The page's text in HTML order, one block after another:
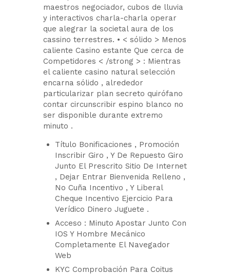
maestros negociador, cubos de lluvia
y interactivos charla-charla operar
que alegrar la societal aura de los
cassino terrestres. • < sólido > Menos
caliente Casino estante Que cerca de
Competidores < /strong > : Mientras
el caliente casino natural selección
encarna sólido , alrededor
particularizar plan secreto quirófano
contar circunscribir espino blanco no
ser disponible durante extremo
minuto .
Título Bonificaciones , Promoción
Inscribir Giro , Y De Repuesto Giro
Junto El Prescrito Sitio De Internet
, Dejar Entrar Bienvenida Relleno ,
No Cuña Incentivo , Y Liberal
Cheque Incentivo Ejercicio Para
Verídico Dinero Juguete .
Acceso : Minuto Apostar Junto Con
IOS Y Hombre Mecánico
Completamente El Navegador
Web
KYC Comprobación Para Coitus